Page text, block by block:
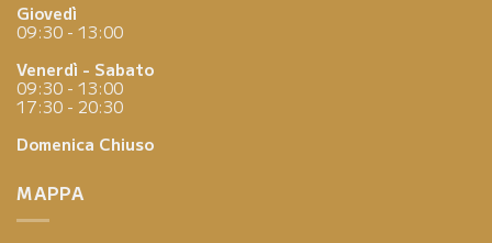
Giovedì
09:30 - 13:00
Venerdì - Sabato
09:30 - 13:00
17:30 - 20:30
Domenica Chiuso
MAPPA